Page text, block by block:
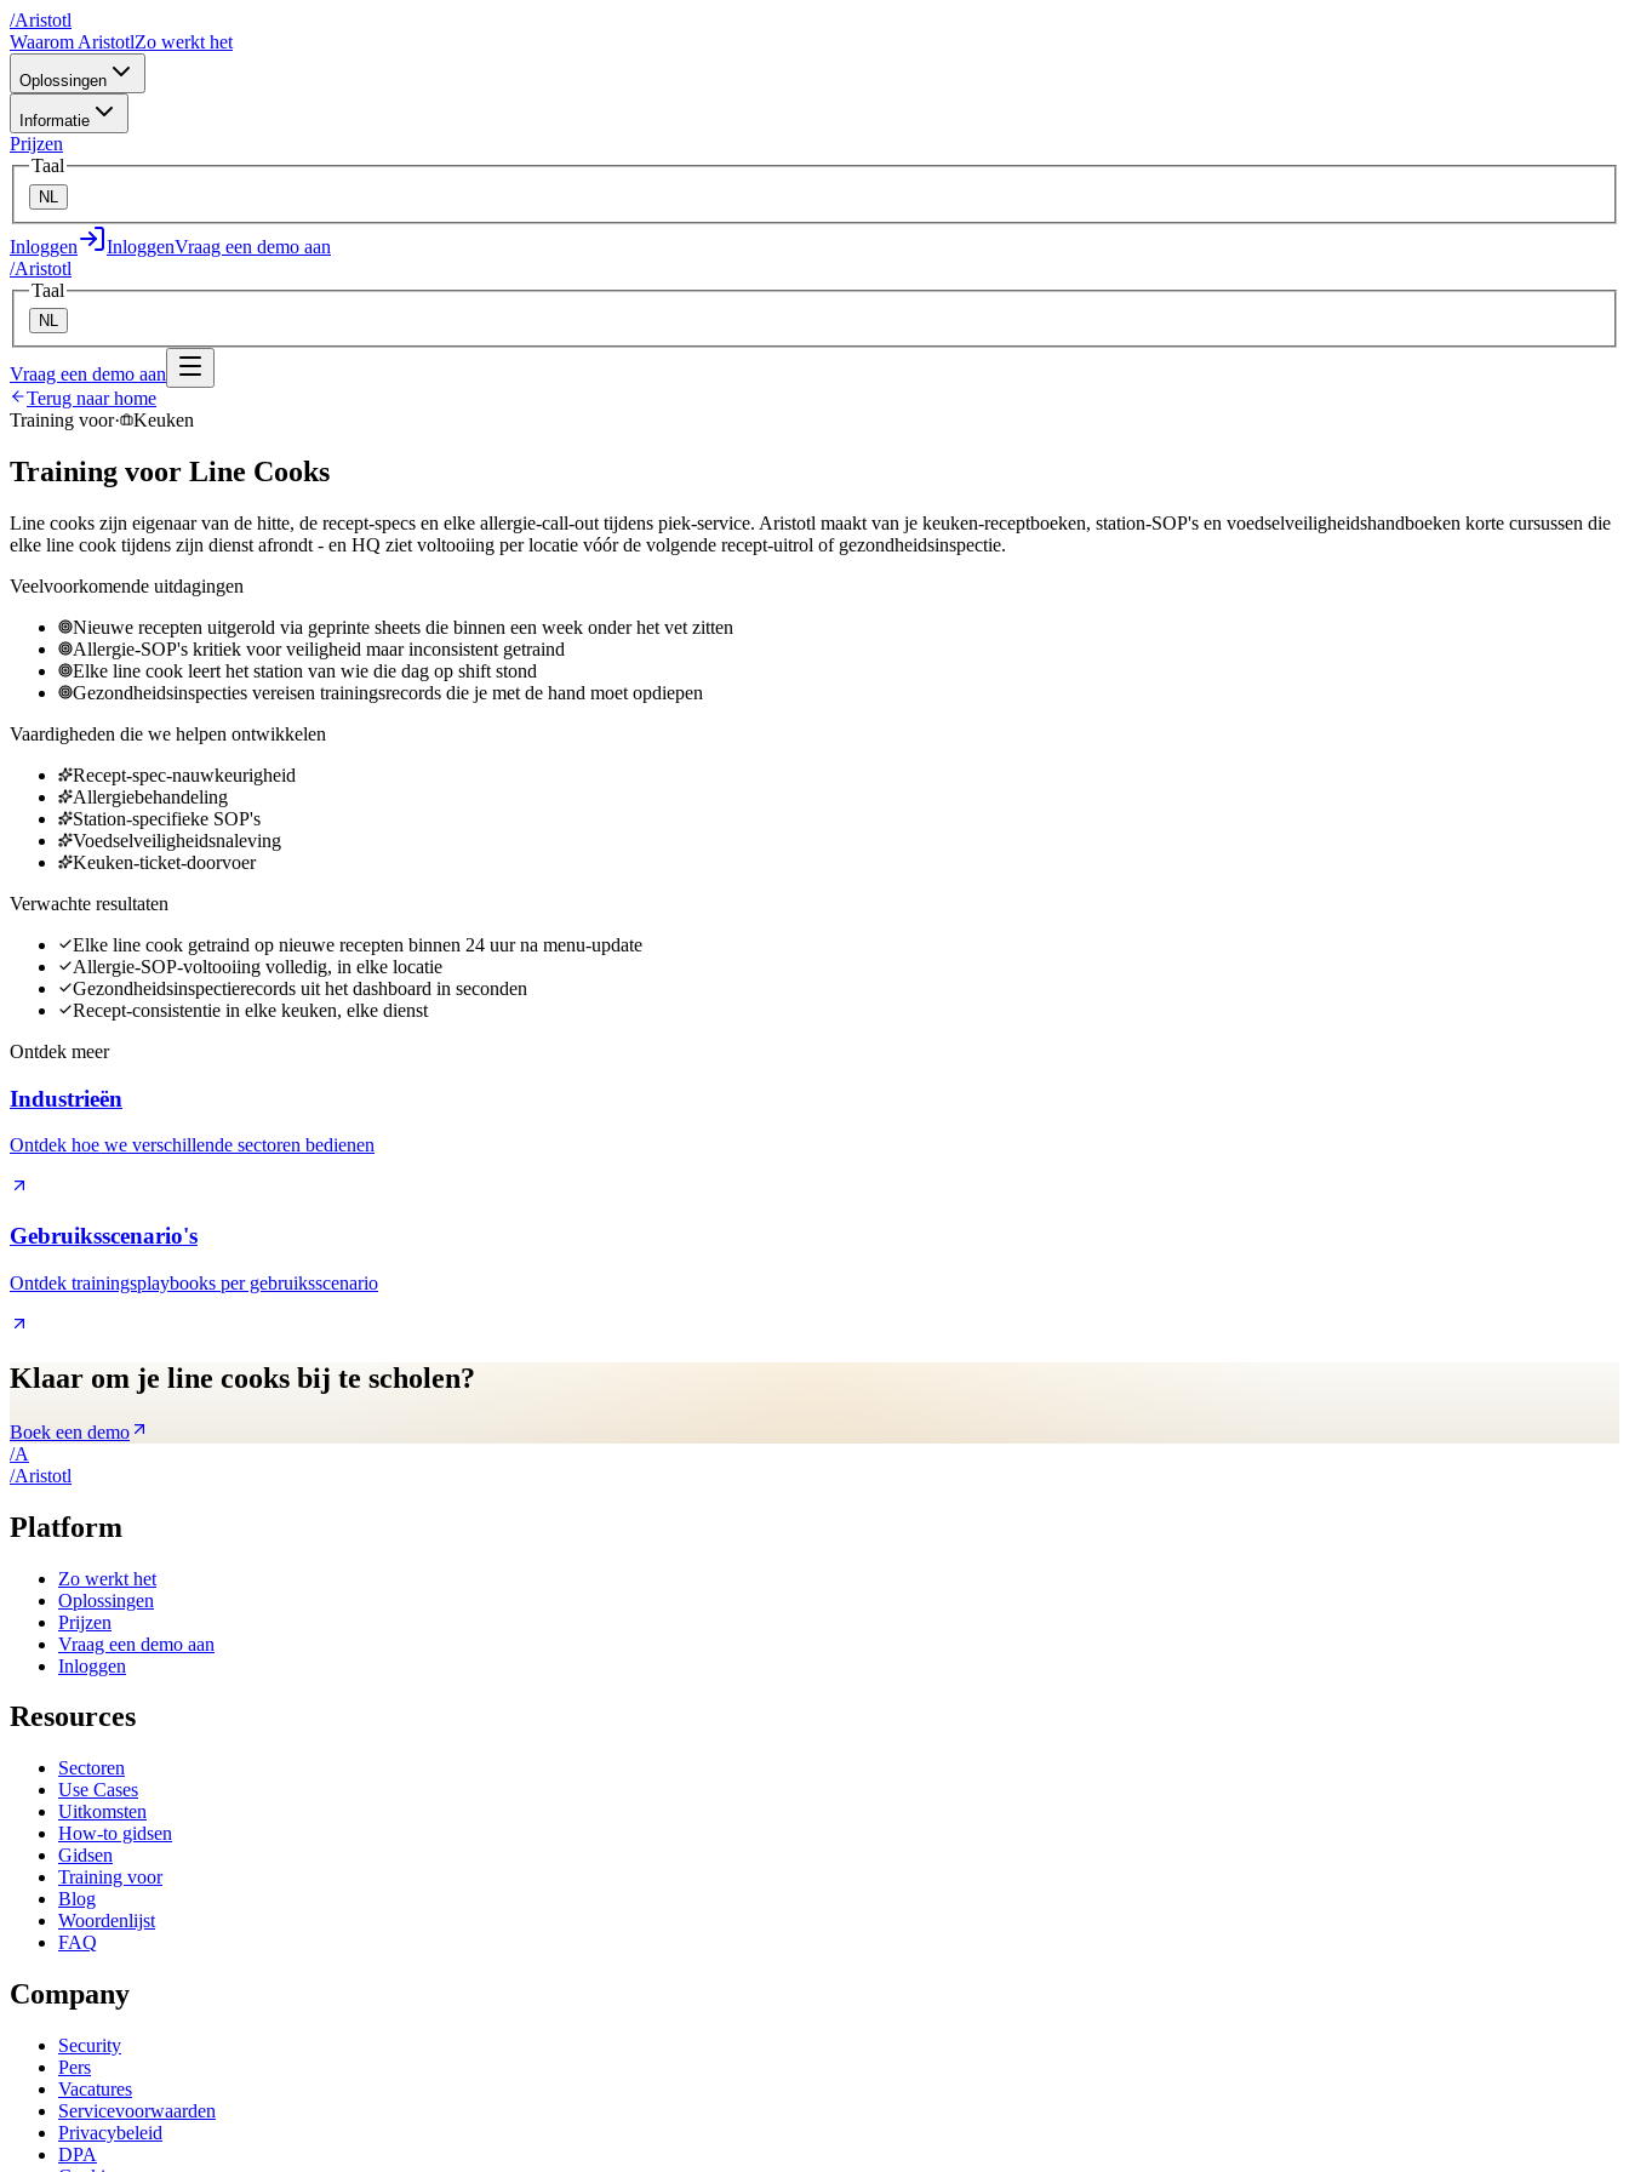
/Aristotl
Waarom AristotlZo werkt het
Oplossingen
Informatie
Prijzen
Taal
NL
Inloggen InloggenVraag een demo aan
/Aristotl
Taal
NL
Vraag een demo aan
Terug naar home
Training voor· Keuken
Training voor Line Cooks
Line cooks zijn eigenaar van de hitte, de recept-specs en elke allergie-call-out tijdens piek-service. Aristotl maakt van je keuken-receptboeken, station-SOP's en voedselveiligheidshandboeken korte cursussen die
elke line cook tijdens zijn dienst afrondt - en HQ ziet voltooiing per locatie vóór de volgende recept-uitrol of gezondheidsinspectie.
Veelvoorkomende uitdagingen
Nieuwe recepten uitgerold via geprinte sheets die binnen een week onder het vet zitten
Allergie-SOP's kritiek voor veiligheid maar inconsistent getraind
Elke line cook leert het station van wie die dag op shift stond
Gezondheidsinspecties vereisen trainingsrecords die je met de hand moet opdiepen
Vaardigheden die we helpen ontwikkelen
Recept-spec-nauwkeurigheid
Allergiebehandeling
Station-specifieke SOP's
Voedselveiligheidsnaleving
Keuken-ticket-doorvoer
Verwachte resultaten
Elke line cook getraind op nieuwe recepten binnen 24 uur na menu-update
Allergie-SOP-voltooiing volledig, in elke locatie
Gezondheidsinspectierecords uit het dashboard in seconden
Recept-consistentie in elke keuken, elke dienst
Ontdek meer
Industrieën
Ontdek hoe we verschillende sectoren bedienen
Gebruiksscenario's
Ontdek trainingsplaybooks per gebruiksscenario
Klaar om je line cooks bij te scholen?
Boek een demo
/A
/Aristotl
Platform
Zo werkt het
Oplossingen
Prijzen
Vraag een demo aan
Inloggen
Resources
Sectoren
Use Cases
Uitkomsten
How-to gidsen
Gidsen
Training voor
Blog
Woordenlijst
FAQ
Company
Security
Pers
Vacatures
Servicevoorwaarden
Privacybeleid
DPA